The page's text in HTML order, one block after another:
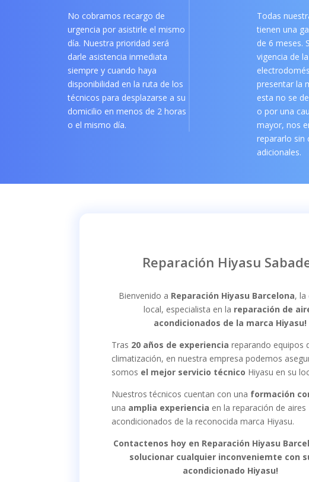
No cobramos recargo de
urgencia por asistirle el mismo
día. Nuestra prioridad será
darle asistencia inmediata
siempre y cuando haya
disponibilidad en la ruta de los
técnicos para desplazarse a su
domicilio en menos de 2 horas
o el mismo día.
Todas
tienen una
de 6 meses.
vigencia de
presentar la
esta no se
o por una
mayor, nos
repararlo sin
adicionales.
Reparación Hiyasu
Bienvenido a Reparación Hiyasu Barcelona, la
local, especialista en la reparación de
acondicionados de la marca Hiyasu!
Tras 20 años de experiencia reparando equipos
climatización, en nuestra empresa podemos
somos el mejor servicio técnico Hiyasu en su
Nuestros técnicos cuentan con una formación
una amplia experiencia en la reparación de aires
acondicionados de la reconocida marca Hiyasu.
Contactenos hoy en Reparación Hiyasu
solucionar cualquier inconveniemte con
acondicionado Hiyasu!